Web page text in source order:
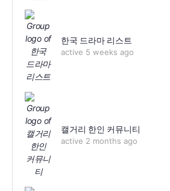
한국 드라마 리스트
active 5 weeks ago
캘거리 한인 커뮤니티
active 2 months ago